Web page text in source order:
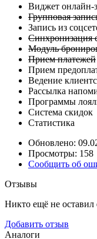
Виджет онлайн-
Групповая
Запись из
Синхронизация
Модуль
Прием платежей
Прием
Ведение
Рассылка
Программы
Система скидок
Статистика
Обновлено:
Просмотры: 158
Сообщить об
Отзывы
Никто ещё не оставил
Добавить отзыв
Аналоги